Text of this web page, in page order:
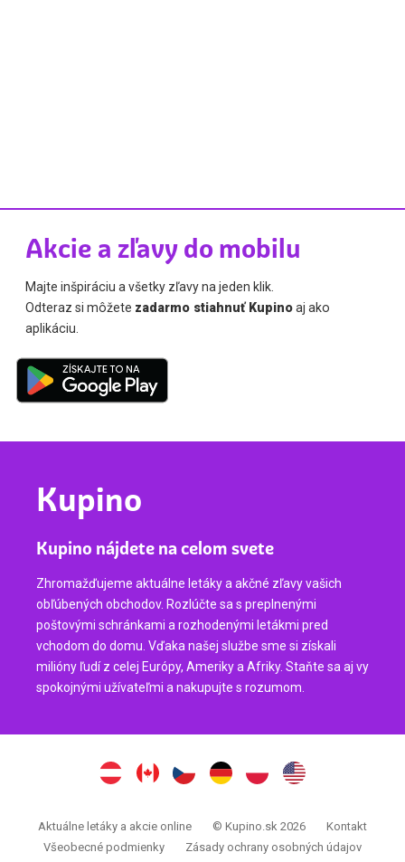
Akcie a zľavy do mobilu
Majte inšpiráciu a všetky zľavy na jeden klik.
Odteraz si môžete zadarmo stiahnuť Kupinoaj ako
aplikáciu.
Kupino
Kupino nájdete na celom svete
Zhromažďujeme aktuálne letáky a akčné zľavy vašich
obľúbených obchodov. Rozlúčte sa s preplnenými
poštovými schránkami a rozhodenými letákmi pred
vchodom do domu. Vďaka našej službe sme si získali
milióny ľudí z celej Európy, Ameriky a Afriky. Staňte sa aj vy
spokojnými užívateľmi a nakupujte s rozumom.
Aktuálne letáky a akcie online © Kupino.sk 2026
Kontakt
Všeobecné podmienky
Zásady ochrany osobných údajov